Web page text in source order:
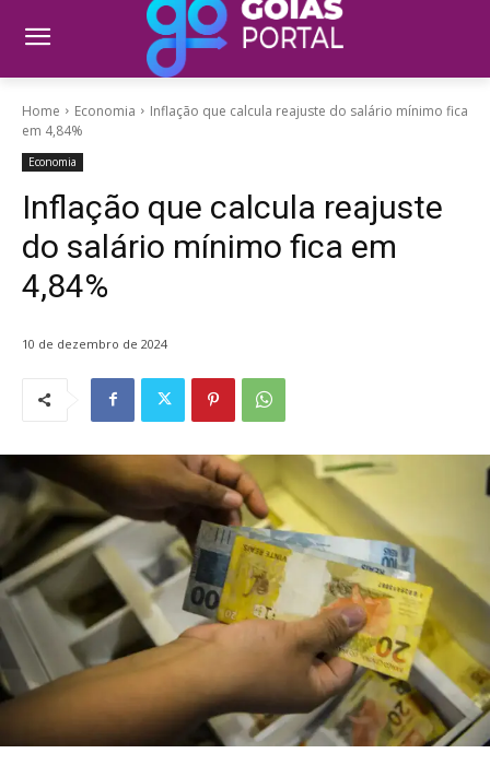
Home Economia
Inflação que calcula reajuste do salário mínimo fica
em 4,84%
Economia
Inflação que calcula reajuste
do salário mínimo fica em
4,84%
10 de dezembro de 2024